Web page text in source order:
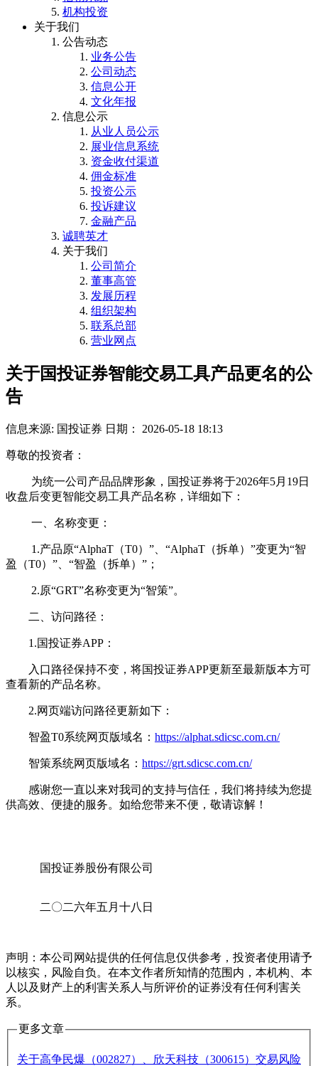
机构投资
关于我们
公告动态
业务公告
公司动态
信息公开
文化年报
信息公示
从业人员公示
展业信息系统
资金收付渠道
佣金标准
投资公示
投诉建议
金融产品
诚聘英才
关于我们
公司简介
董事高管
发展历程
组织架构
联系总部
营业网点
关于国投证券智能交易工具产品更名的公
告
信息来源: 国投证券 日期： 2026-05-18 18:13
尊敬的投资者：
为统一公司产品品牌形象，国投证券将于2026年5月19日
收盘后变更智能交易工具产品名称，详细如下：
一、名称变更：
1.产品原“AlphaT（T0）”、“AlphaT（拆单）”变更为“智
盈（T0）”、“智盈（拆单）”；
2.原“GRT”名称变更为“智策”。
二、访问路径：
1.国投证券APP：
入口路径保持不变，将国投证券APP更新至最新版本方可
查看新的产品名称。
2.网页端访问路径更新如下：
智盈T0系统网页版域名： https://alphat.sdicsc.com.cn/
智策系统网页版域名： https://grt.sdicsc.com.cn/
感谢您一直以来对我司的支持与信任，我们将持续为您提
供高效、便捷的服务。如给您带来不便，敬请谅解！
国投证券股份有限公司
二〇二六年五月十八日
声明：本公司网站提供的任何信息仅供参考，投资者使用请予
以核实，风险自负。在本文作者所知情的范围内，本机构、本
人以及财产上的利害关系人与所评价的证券没有任何利害关
系。
更多文章
关于高争民爆（002827）、欣天科技（300615）交易风险